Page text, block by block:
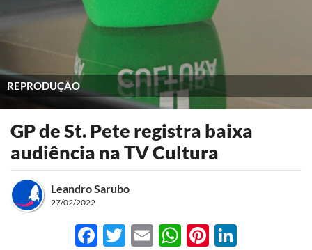
REPRODUÇÃO
GP de St. Pete registra baixa
audiência na TV Cultura
Leandro Sarubo
27/02/2022
Facebook
Twitter
EmailWhatsApp
Pinterest